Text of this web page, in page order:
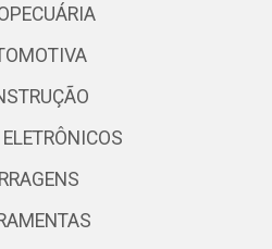
ELETRÔNICOS